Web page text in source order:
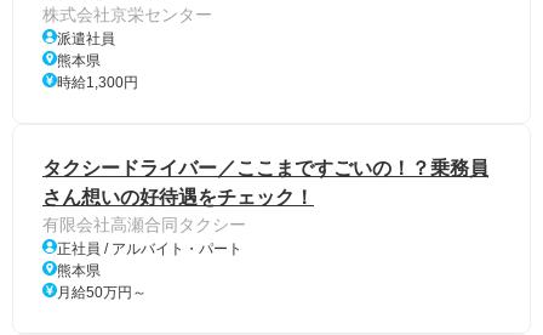
株式会社京栄センター
派遣社員
熊本県
時給1,300円
タクシードライバー／ここまですごいの！？乗務員
さん想いの好待遇をチェック！
有限会社高瀬合同タクシー
正社員 / アルバイト・パート
熊本県
月給50万円～